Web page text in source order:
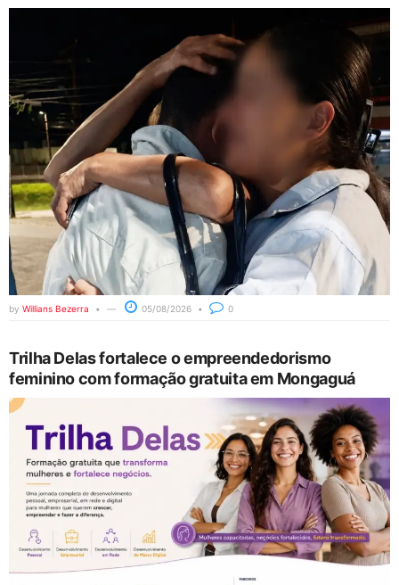
by Willians Bezerra 05/08/2026 0
Trilha Delas fortalece o empreendedorismo
feminino com formação gratuita em Mongaguá